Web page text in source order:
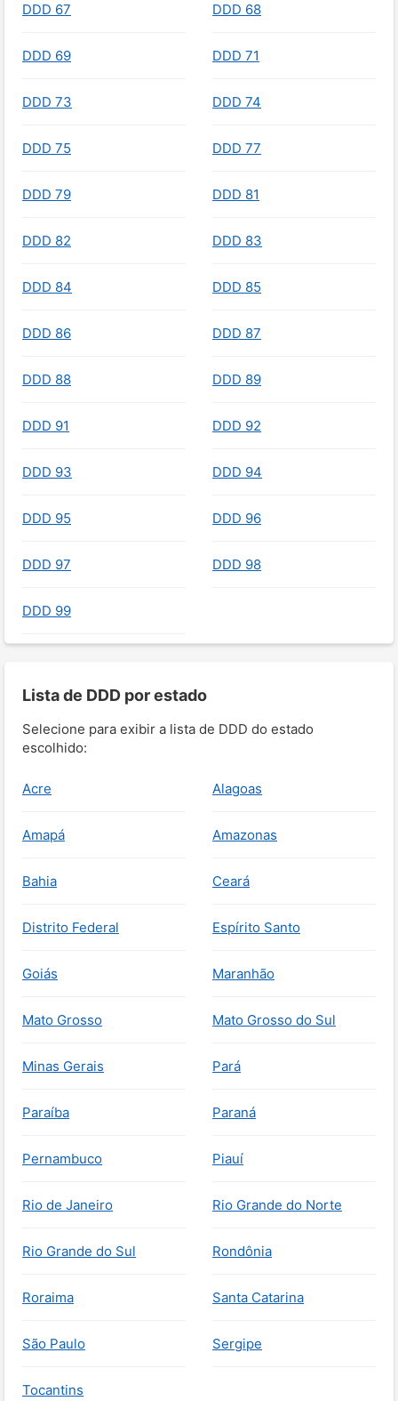
DDD 67 DDD 68
DDD 69 DDD 71
DDD 73 DDD 74
DDD 75 DDD 77
DDD 79 DDD 81
DDD 82 DDD 83
DDD 84 DDD 85
DDD 86 DDD 87
DDD 88 DDD 89
DDD 91 DDD 92
DDD 93 DDD 94
DDD 95 DDD 96
DDD 97 DDD 98
DDD 99
Lista de DDD por estado
Selecione para exibir a lista de DDD do estado
escolhido:
Acre Alagoas
Amapá Amazonas
Bahia Ceará
Distrito Federal Espírito Santo
Goiás Maranhão
Mato Grosso Mato Grosso do Sul
Minas Gerais Pará
Paraíba Paraná
Pernambuco Piauí
Rio de Janeiro Rio Grande do Norte
Rio Grande do Sul Rondônia
Roraima Santa Catarina
São Paulo Sergipe
Tocantins